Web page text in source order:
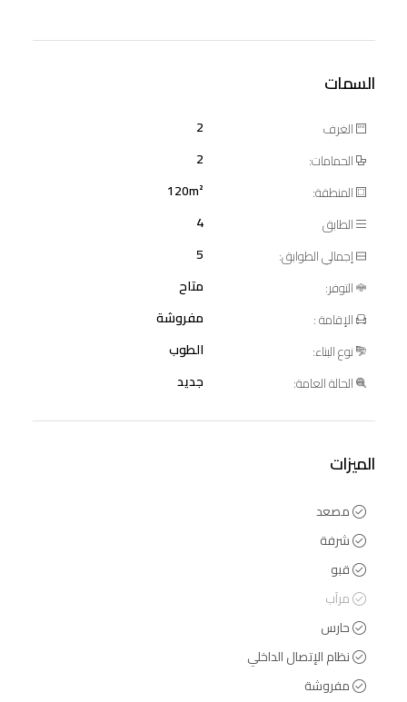
السمات
الغرف
2
الحمامات:
2
المنطقة:
120m²
الطابق
4
إجمالي الطوابق:
5
التوفر:
متاح
الإقامة :
مفروشة
نوع البناء:
الطوب
الحالة العامة:
جديد
الميزات
مصعد
شرفة
قبو
مرآب
حارس
نظام الإتصال الداخلي
مفروشة